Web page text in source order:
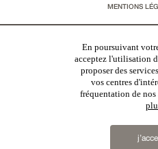
MENTIONS
Vous souhaitez recevoir
En poursuivant
acceptez l'utilisation
proposer des
vos centres
fréquentation de nos